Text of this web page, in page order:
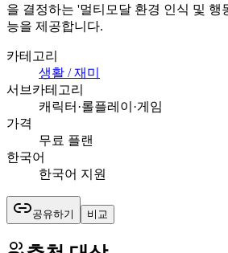
을 결정하는 '멀티모달 환경 인식 및 행
능을 제공합니다.
카테고리
생활 / 재미
서브카테고리
캐릭터·롤플레이·게임
가격
무료 플랜
한국어
한국어 지원
공유하기 비교